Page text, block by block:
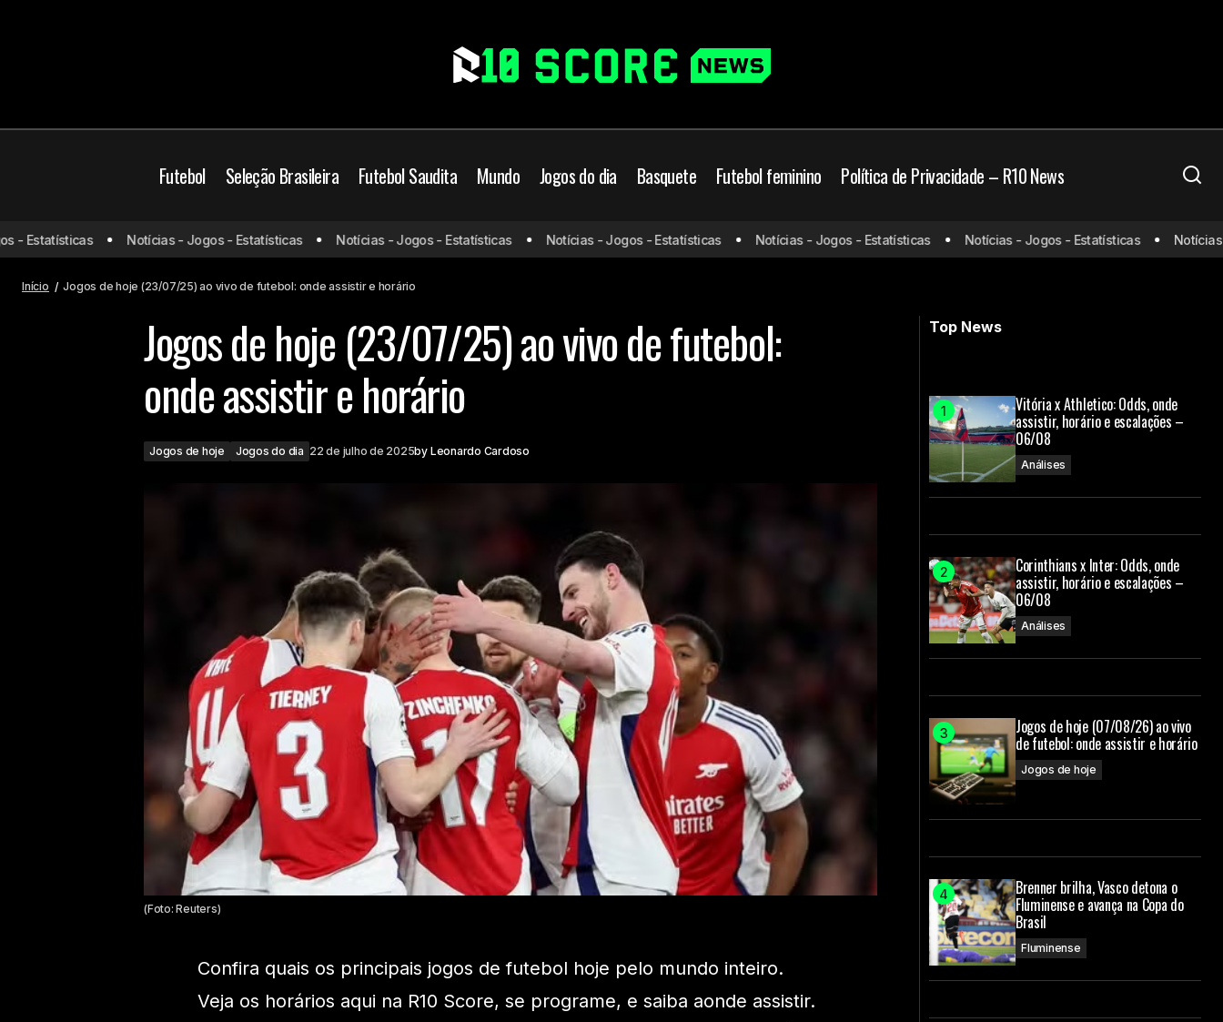
Futebol Seleção Brasileira Futebol Saudita Mundo Jogos do dia Basquete Futebol feminino Política de Privacidade – R10 News
Haaland completa 25 anos como o
jogador mais rápido a atingir 300 gols
no futebol recente
Jogos de hoje Jogos do dia Jogos de hoje (23/07/25) ao vivo de futebol: onde assistir e horário
Confira números de Hulk contra o g12
do Brasil
Estatísticas Notícias - Jogos - Estatísticas Notícias - Jogos - Estatísticas Notícias - Jogos - Estatísticas Notícias - Jogos - Estatísticas Notícias - Jogos - Estatísticas Notícias -
Início Jogos de hoje (23/07/25) ao vivo de futebol: onde assistir e horário
Jogos de hoje (23/07/25) ao vivo de futebol:
onde assistir e horário
Jogos de hoje Jogos do dia 22 de julho de 2025by Leonardo Cardoso
(Foto: Reuters)
Confira quais os principais jogos de futebol hoje pelo mundo inteiro.
Veja os horários aqui na R10 Score, se programe, e saiba aonde assistir.
Top News
Vitória x Athletico: Odds, onde
assistir, horário e escalações –
06/08
Análises
Corinthians x Inter: Odds, onde
assistir, horário e escalações –
06/08
Análises
Jogos de hoje (07/08/26) ao vivo
de futebol: onde assistir e horário
Jogos de hoje
Brenner brilha, Vasco detona o
Fluminense e avança na Copa do
Brasil
Fluminense